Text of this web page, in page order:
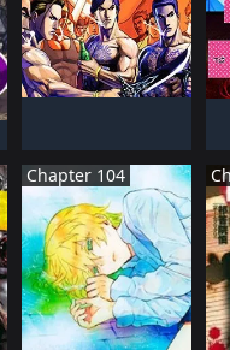
TRUNG QUốC
ĐANG TIếN HàNH
Chapter 104